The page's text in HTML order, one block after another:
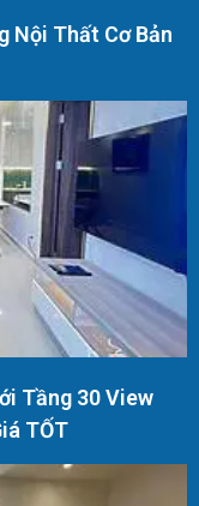
Nội Thất Cơ Bản
Tầng 30 View
TỐT